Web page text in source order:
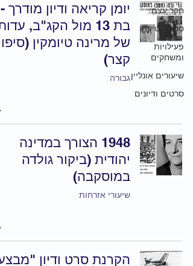
חקר עצמי
סטטיסטיקה
פעילויות
ומשחקים
שיעורים אונליין
סרטים ודיונים
יומן קריאה ודיון מודרך -
בת 13 מול הקג"ב,
של מרינה טיומקין
קצר)
גבורה
1948 הצורך במדינה
יהודית (ביקור גולדה
במוסקבה)
שיעורי אזרחות
הקרנת סרט ודיון